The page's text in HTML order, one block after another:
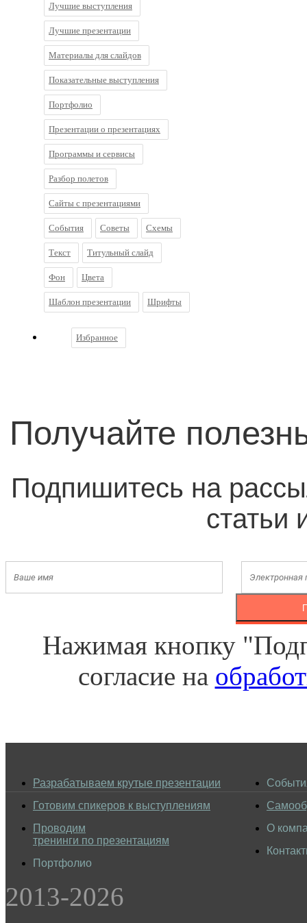
Лучшие выступления
Лучшие презентации
Материалы для слайдов
Показательные выступления
Портфолио
Презентации о презентациях
Программы и сервисы
Разбор полетов
Сайты с презентациями
События Советы Схемы
Текст Титульный слайд
Фон Цвета
Шаблон презентации Шрифты
Избранное
Получайте
Подпишитесь на
статьи
Нажимая кнопку
согласие на
Разрабатываем крутые презентации
Готовим спикеров к выступлениям
Проводим
тренинги по презентациям
Портфолио
О
2013-2026